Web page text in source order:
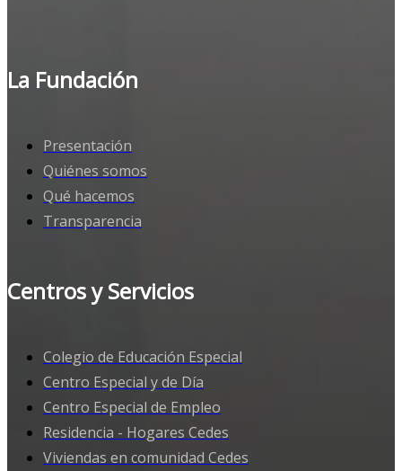
La Fundación
Presentación
Quiénes somos
Qué hacemos
Transparencia
Centros y Servicios
Colegio de Educación Especial
Centro Especial y de Día
Centro Especial de Empleo
Residencia - Hogares Cedes
Viviendas en comunidad Cedes